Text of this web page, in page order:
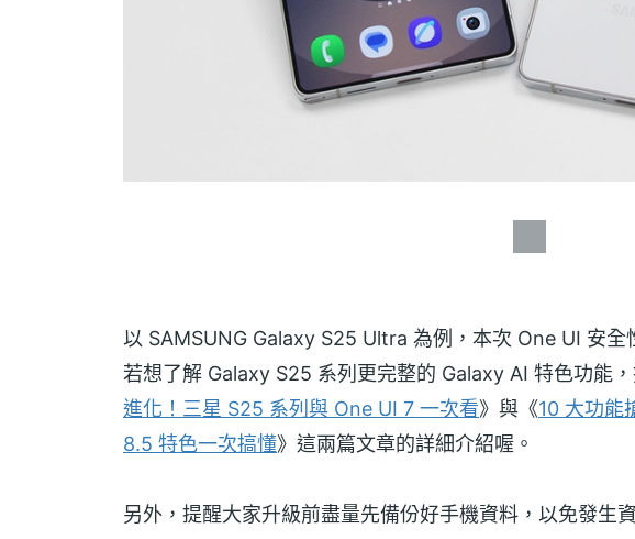
以 SAMSUNG Galaxy S25 Ultra 為例，本次 One UI 安全
若想了解 Galaxy S25 系列更完整的 Galaxy AI 特色功能
進化！三星 S25 系列與 One UI 7 一次看》與《10 大功能
8.5 特色一次搞懂》這兩篇文章的詳細介紹喔。
另外，提醒大家升級前盡量先備份好手機資料，以免發生